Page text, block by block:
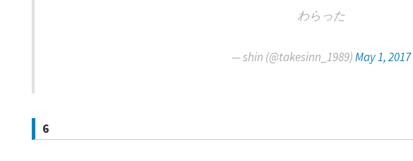
わらった
— shin (@takesinn_1989)May 1, 2017
6